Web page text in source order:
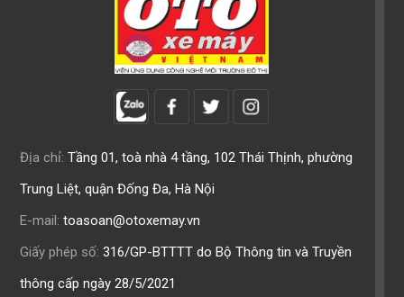
Địa chỉ: Tầng 01, toà nhà 4 tầng, 102 Thái Thịnh, phường
Trung Liệt, quận Đống Đa, Hà Nội
E-mail: toasoan@otoxemay.vn
Giấy phép số: 316/GP-BTTTT do Bộ Thông tin và Truyền
thông cấp ngày 28/5/2021